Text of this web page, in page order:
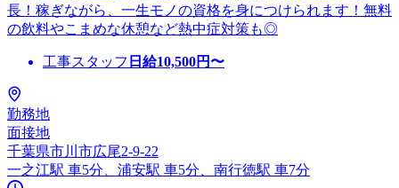
長！稼ぎながら、一生モノの資格を身につけられます！無料
の飲料やこまめな休憩など熱中症対策も◎
工事スタッフ 日給10,500円〜
勤務地
面接地
千葉県市川市広尾2-9-22
一之江駅 車5分、浦安駅 車5分、南行徳駅 車7分